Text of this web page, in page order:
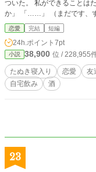
ついた。 私ができることはただ一つ。寝ているフリをすることだ。 「……寝た
か」 「……」 （まだです、すみません！） タダ酒が飲みたい女と、イタズラが
エスカレートしている男の話 ※マーク ややエロです 本編完結しました プチ番外
編完結しました！
恋愛 完結 短編
24h.ポイント 7pt
小説 38,900 位 / 228,955
たぬき寝入り 恋愛 友
自宅飲み
酒
23